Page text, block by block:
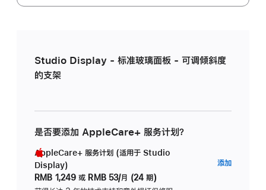
Studio Display - 标准玻璃面板 - 可调倾斜度
的支架
是否要添加 AppleCare+ 服务计划？
AppleCare+ 服务计划 (适用于 Studio
Display)
RMB 1,249 或 RMB 53/月 (24 期)
添加